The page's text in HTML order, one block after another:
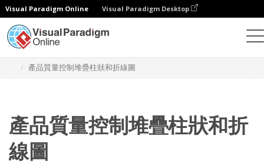
Visual Paradigm Online Visual Paradigm Desktop
產品質量控制堆疊柱狀和折線圖
產品質量控制堆疊柱狀和折
線圖